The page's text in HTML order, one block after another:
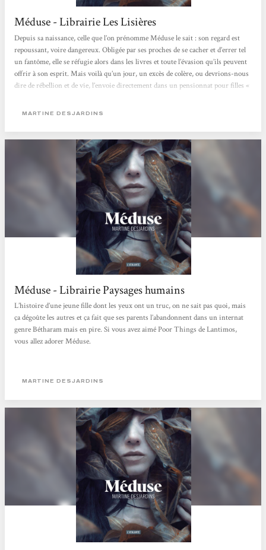
Méduse - Librairie Les Lisières
Depuis sa naissance, celle que l’on prénomme Méduse le sait : son regard est
repoussant, voire dangereux. Obligée par ses proches de se cacher et d’errer tel
un fantôme, elle se réfugie alors dans les livres et toute l’évasion qu’ils peuvent
offrir à son esprit. Mais voilà qu’un jour, un excès de colère, ou devrions-nous
dire de rébellion et de vie, l’envoie directement dans un pensionnat pour filles «
famille se refusent d’assumer et d’aimer. C’est...
MARTINE DESJARDINS
Méduse - Librairie Paysages humains
L’histoire d’une jeune fille dont les yeux ont un truc, on ne sait pas quoi, mais
ça dégoûte les autres et ça fait que ses parents l’abandonnent dans un internat
genre Bétharam mais en pire. Si vous avez aimé Poor Things de Lantimos,
vous allez adorer Méduse.
MARTINE DESJARDINS